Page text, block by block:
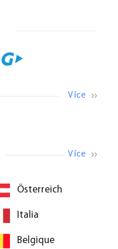
Österreich
Italia
Belgique